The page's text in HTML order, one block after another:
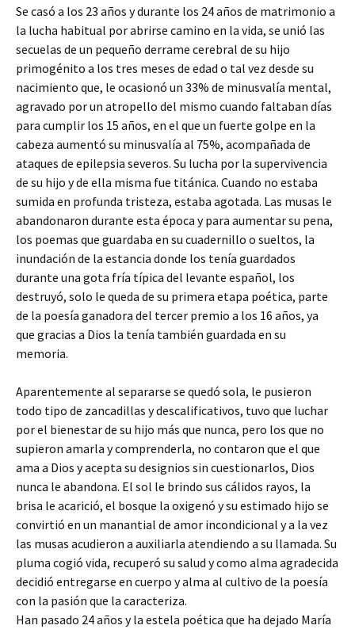
Se casó a los 23 años y durante los 24 años de matrimonio a
la lucha habitual por abrirse camino en la vida, se unió las
secuelas de un pequeño derrame cerebral de su hijo
primogénito a los tres meses de edad o tal vez desde su
nacimiento que, le ocasionó un 33% de minusvalía mental,
agravado por un atropello del mismo cuando faltaban días
para cumplir los 15 años, en el que un fuerte golpe en la
cabeza aumentó su minusvalía al 75%, acompañada de
ataques de epilepsia severos. Su lucha por la supervivencia
de su hijo y de ella misma fue titánica. Cuando no estaba
sumida en profunda tristeza, estaba agotada. Las musas le
abandonaron durante esta época y para aumentar su pena,
los poemas que guardaba en su cuadernillo o sueltos, la
inundación de la estancia donde los tenía guardados
durante una gota fría típica del levante español, los
destruyó, solo le queda de su primera etapa poética, parte
de la poesía ganadora del tercer premio a los 16 años, ya
que gracias a Dios la tenía también guardada en su
memoria.
Aparentemente al separarse se quedó sola, le pusieron
todo tipo de zancadillas y descalificativos, tuvo que luchar
por el bienestar de su hijo más que nunca, pero los que no
supieron amarla y comprenderla, no contaron que el que
ama a Dios y acepta su designios sin cuestionarlos, Dios
nunca le abandona. El sol le brindo sus cálidos rayos, la
brisa le acarició, el bosque la oxigenó y su estimado hijo se
convirtió en un manantial de amor incondicional y a la vez
las musas acudieron a auxiliarla atendiendo a su llamada. Su
pluma cogió vida, recuperó su salud y como alma agradecida
decidió entregarse en cuerpo y alma al cultivo de la poesía
con la pasión que la caracteriza.
Han pasado 24 años y la estela poética que ha dejado María